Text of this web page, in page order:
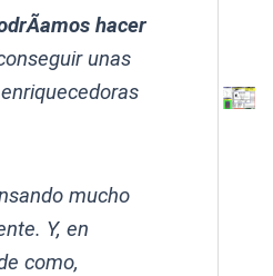
hacer
unas
mucho
Y, en
como,